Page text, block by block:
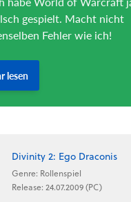
Divinity 2: Ego Draconis
Genre: Rollenspiel
Release: 24.07.2009 (PC)